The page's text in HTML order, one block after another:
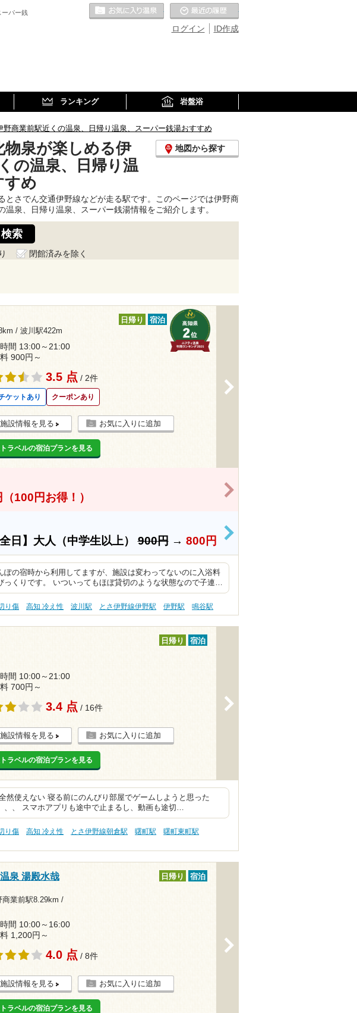
パー銭
ID作成
ログイン
お気に入りの温泉
ランキング 岩盤浴
野商業前駅近くの温泉、日帰り温泉、スーパー銭湯おすすめ
物泉が楽しめる伊
の温泉、日帰り温
すめ
地図から探す
とさでん交通伊野線などが走る駅です。このページでは伊野商
泉、日帰り温泉、スーパー銭湯情報をご紹介します。
閉館済みを除く
/ 波川駅422m
日帰り 宿泊
間 13:00～21:00
900円～
3.5 点 / 2件
ケットあり クーポンあり
施設情報を見る お気に入りに追加
ラベルの宿泊プランを見る
100円お得！）
全日】大人（中学生以上）900円→ 800円 >
ぽの宿時から利用してますが、施設は変わってないのに入浴料
っくりです。 いついってもほぼ貸切のような状態なので子連…
り傷 高知 冷え性 波川駅 とさ伊野線伊野駅 伊野駅 鳴谷駅
日帰り 宿泊
間 10:00～21:00
700円～
3.4 点 / 16件
施設情報を見る お気に入りに追加
ラベルの宿泊プランを見る
然使えない 寝る前にのんびり部屋でゲームしようと思った
、、 スマホアプリも途中で止まるし、動画も途切…
り傷 高知 冷え性 とさ伊野線朝倉駅 曙町駅
曙町東町駅
泉 湯殿水哉
商業前駅8.29km /
日帰り 宿泊
間 10:00～16:00
1,200円～
4.0 点 / 8件
施設情報を見る お気に入りに追加
ラベルの宿泊プランを見る